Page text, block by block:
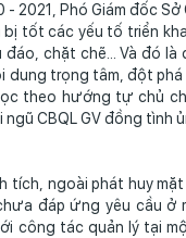
2021, Phó Giám đốc
tốt các yếu tố triển
chặt chẽ... Và đó là
dung trọng tâm, đột
theo hướng tự chủ
CBQL GV đồng tình
tích, ngoài phát huy
đáp ứng yêu cầu
công tác quản lý tại